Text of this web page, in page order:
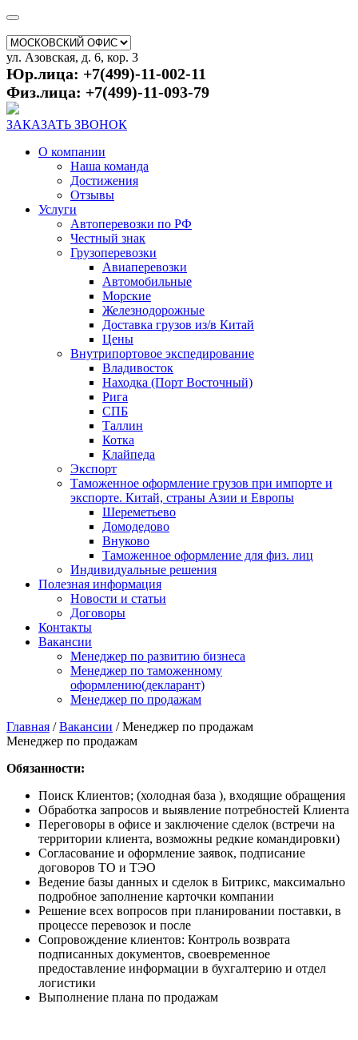
ул. Азовская, д. 6, кор. 3
Юр.лица: +7(499)-11-002-11
Физ.лица: +7(499)-11-093-79
ЗАКАЗАТЬ ЗВОНОК
О компании
Наша команда
Достижения
Отзывы
Услуги
Автоперевозки по РФ
Честный знак
Грузоперевозки
Авиаперевозки
Автомобильные
Морские
Железнодорожные
Доставка грузов из/в Китай
Цены
Внутрипортовое экспедирование
Владивосток
Находка (Порт Восточный)
Рига
СПБ
Таллин
Котка
Клайпеда
Экспорт
Таможенное оформление грузов при импорте и
экспорте. Китай, страны Азии и Европы
Шереметьево
Домодедово
Внуково
Таможенное оформление для физ. лиц
Индивидуальные решения
Полезная информация
Новости и статьи
Договоры
Контакты
Вакансии
Менеджер по развитию бизнеса
Менеджер по таможенному
оформлению(декларант)
Менеджер по продажам
Главная /Вакансии /Менеджер по продажам
Менеджер по продажам
Обязанности:
Поиск Клиентов; (холодная база ), входящие обращения
Обработка запросов и выявление потребностей Клиента
Переговоры в офисе и заключение сделок (встречи на
территории клиента, возможны редкие командировки)
Согласование и оформление заявок, подписание
договоров ТО и ТЭО
Ведение базы данных и сделок в Битрикс, максимально
подробное заполнение карточки компании
Решение всех вопросов при планировании поставки, в
процессе перевозок и послe
Сопровождение клиентов: Контроль возврата
подписанных документов, своевременное
предоставление информации в бухгалтерию и отдел
логистики
Выполнение плана по продажам